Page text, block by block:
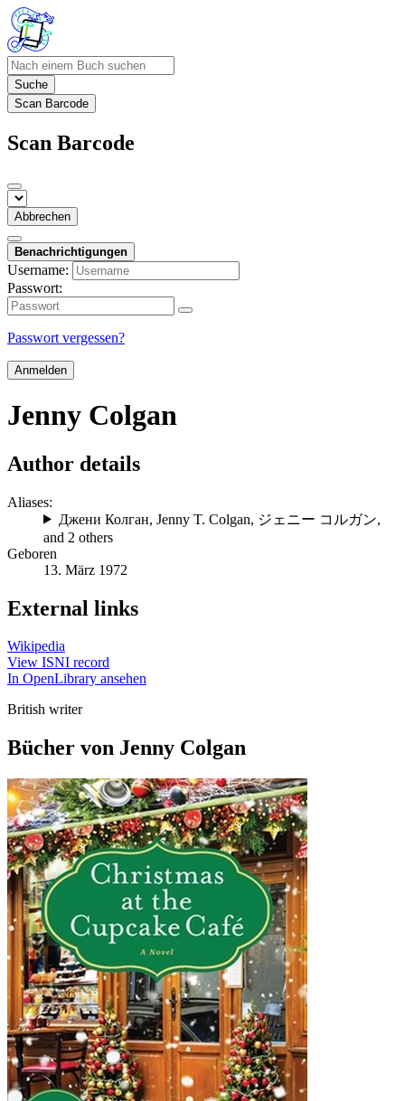
Suche
Scan Barcode
Scan Barcode
Abbrechen
Benachrichtigungen
Username:
Passwort:
Passwort vergessen?
Anmelden
Jenny Colgan
Author details
Aliases:
Джени Колган, Jenny T. Colgan, ジェニー コルガン,
and 2 others
Geboren
13. März 1972
External links
Wikipedia
View ISNI record
In OpenLibrary ansehen
British writer
Bücher von Jenny Colgan